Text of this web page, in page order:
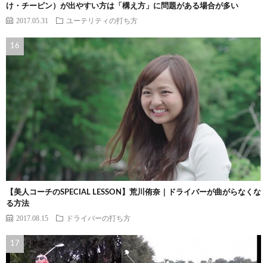
け・チーピン）が出やすい方は「構え方」に問題がある場合が多い
2017.05.31 ユーテリティの打ち方
【美人コーチのSPECIAL LESSON】荒川侑奈｜ドライバーが曲がらなくな
る方法
2017.08.15 ドライバーの打ち方